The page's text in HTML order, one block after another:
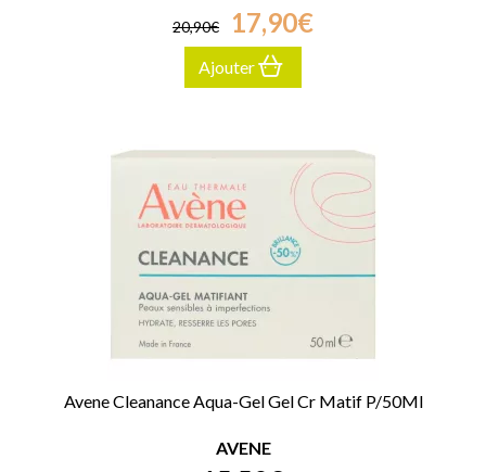
20,90€ 17,90€
Ajouter
Avene Cleanance Aqua-Gel Gel Cr Matif P/50Ml
AVENE